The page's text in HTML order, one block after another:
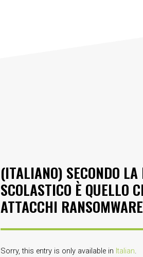
(ITALIANO) SECONDO
SCOLASTICO È QUELLO
ATTACCHI RANSOMWARE
Sorry, this entry is only available in Italian.